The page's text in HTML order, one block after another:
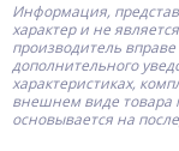
Информация,
характер и не
производитель
дополнительного
характеристиках,
внешнем виде товара
основывается на